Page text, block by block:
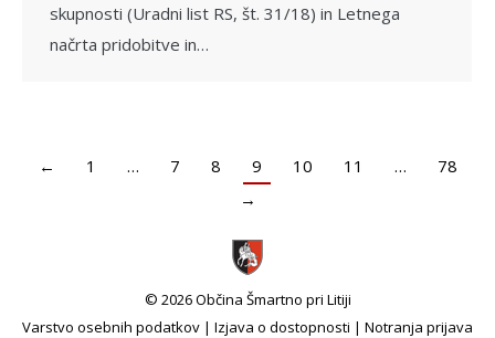
skupnosti (Uradni list RS, št. 31/18) in Letnega
načrta pridobitve in…
← 1 … 7 8 9 10 11 …
78
→
© 2026 Občina Šmartno pri Litiji
Varstvo osebnih podatkov | Izjava o dostopnosti | Notranja prijava